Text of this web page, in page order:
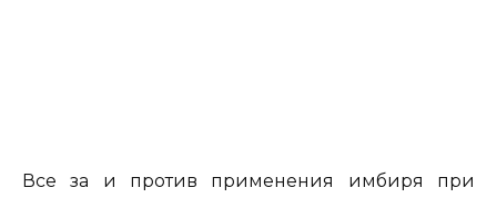
Все за и против применения имбиря при